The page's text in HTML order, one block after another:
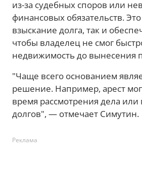
из-за судебных споров или
финансовых обязательств.
взыскание долга, так и
чтобы владелец не смог
недвижимость до вынесения
"Чаще всего основанием
решение. Например, арест
время рассмотрения дела
долгов", — отмечает Симутин.
Реклама